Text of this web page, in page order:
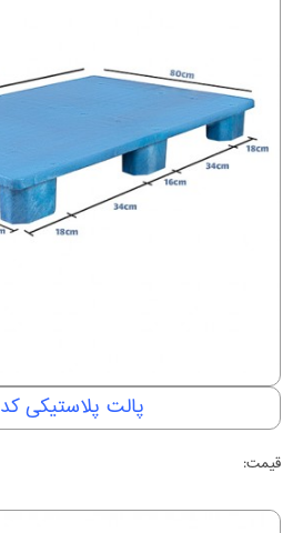
پالت پلاستیکی کد 501
قیمت: